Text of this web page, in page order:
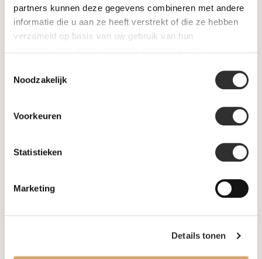
partners kunnen deze gegevens combineren met andere
informatie die u aan ze heeft verstrekt of die ze hebben
verzameld op basis van uw gebruik van hun
Noodzakelijk
Voorkeuren
Statistieken
Marketing
Details tonen
SALE
Information
Levertijd & verzendkosten